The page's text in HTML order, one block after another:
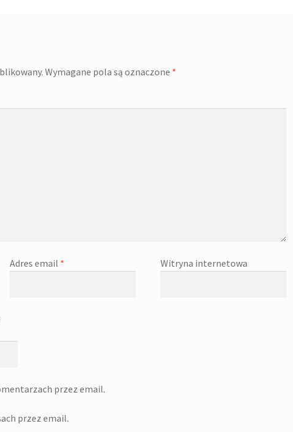
Wymagane pola są oznaczone *
Adres email * Witryna internetowa
przez email.
przez email.